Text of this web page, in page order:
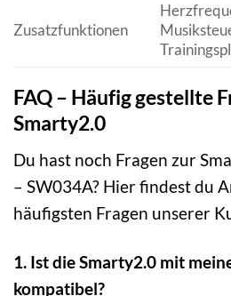
Zusatzfunktionen
FAQ – Häufig gestellte
Smarty2.0
Du hast noch Fragen zur
– SW034A? Hier findest du
häufigsten Fragen unserer
1. Ist die Smarty2.0 mit
kompatibel?